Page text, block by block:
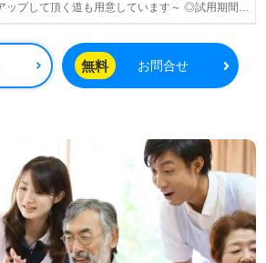
ップして頂く道も用意しています～ ◎試用期間中
夜間手当：時給200円プラス～ ◎休日出勤手
処遇改善手当支給
無料 お問合せ